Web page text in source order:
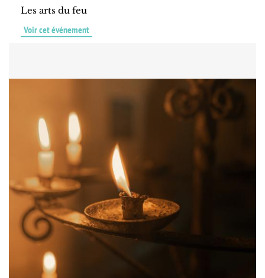
Les arts du feu
Voir cet événement